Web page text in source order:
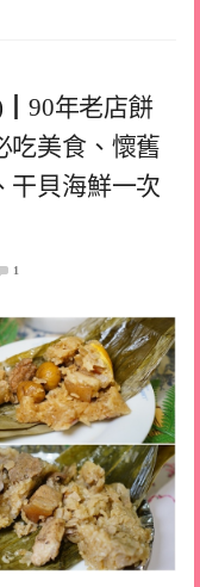
年老店餅
吃美食、懷舊
干貝海鮮一次
1